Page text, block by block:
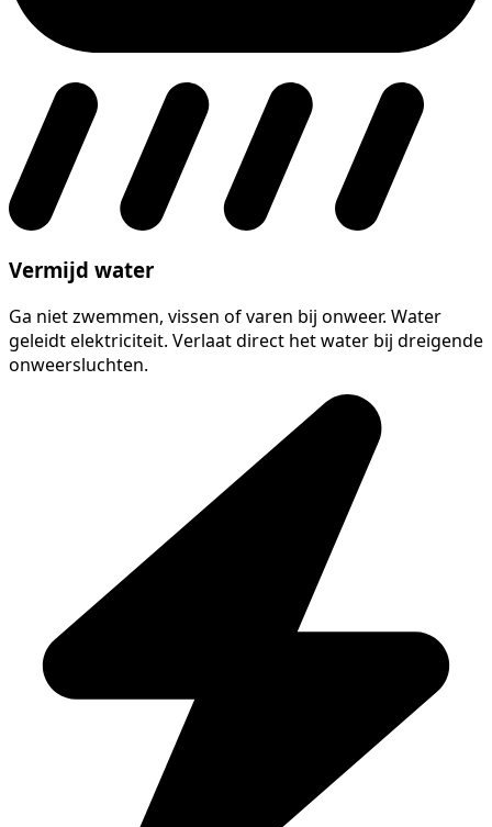
Vermijd water
Ga niet zwemmen, vissen of varen bij onweer. Water
geleidt elektriciteit. Verlaat direct het water bij dreigende
onweersluchten.